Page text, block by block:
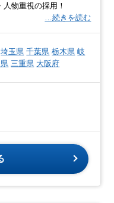
物重視の採用！
…続きを読む
埼玉県 千葉県 栃木県 岐
三重県 大阪府